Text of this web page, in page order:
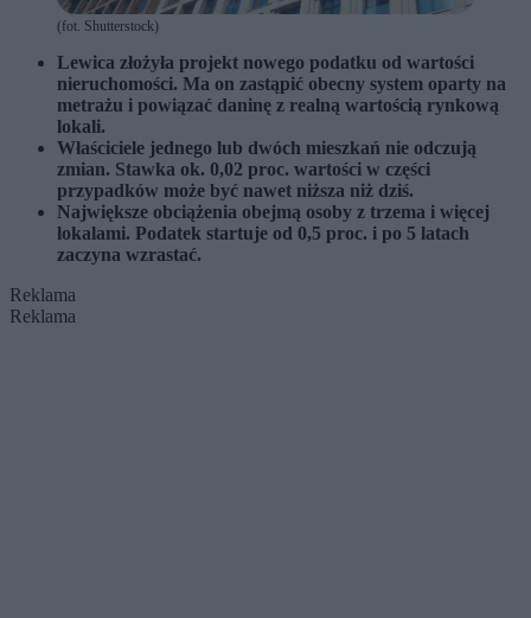
(fot. Shutterstock)
Lewica złożyła projekt nowego podatku od wartości
nieruchomości. Ma on zastąpić obecny system oparty na
metrażu i powiązać daninę z realną wartością rynkową
lokali.
Właściciele jednego lub dwóch mieszkań nie odczują
zmian. Stawka ok. 0,02 proc. wartości w części
przypadków może być nawet niższa niż dziś.
Największe obciążenia obejmą osoby z trzema i więcej
lokalami. Podatek startuje od 0,5 proc. i po 5 latach
zaczyna wzrastać.
Reklama
Reklama